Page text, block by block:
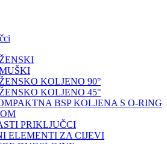
KOLJENO 90°
KOLJENO 45°
BSP KOLJENA S O-RING
PRIKLJUČCI
ELEMENTI ZA CIJEVI